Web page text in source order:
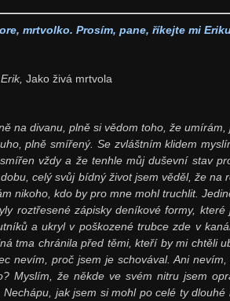
mrtvolko. Prosím, pane, říkejte mi
Jako živá mrtvola
na divanu, plně si vědom toho, že umírám,
plně smířený. Se zvláštním klidem
vždy a že tenhle můj duševní stav
celý svůj bídný život jsem věděl, že na
nikoho, kdo by pro mne mohl truchlit.
roztřesené zápisky deníkové formy, které
a ukryl v poškozené trubce zde v
tma chránila před těmi, kteří by mi chtěli
nevím, proč jsem je schovával. Ani nevím,
Myslím, že někde ve svém nitru jsem
jak jsem si mohl po celé ty dlouhé